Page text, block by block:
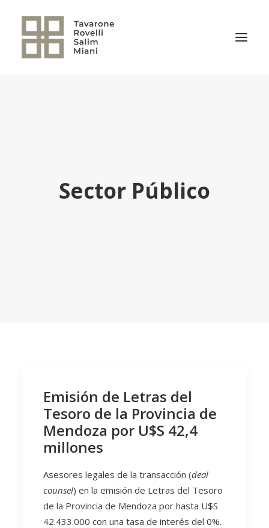
TRANSACCIONES RELEVANTES
Sector Público
Emisión de Letras del
Tesoro de la Provincia de
Mendoza por U$S 42,4
millones
Asesores legales de la transacción (deal
counsel) en la emisión de Letras del Tesoro
de la Provincia de Mendoza por hasta U$S
42.433.000 con una tasa de interés del 0%.